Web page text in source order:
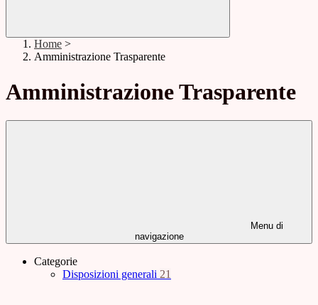
Home >
Amministrazione Trasparente
Amministrazione Trasparente
Menu di
navigazione
Categorie
Disposizioni generali 21